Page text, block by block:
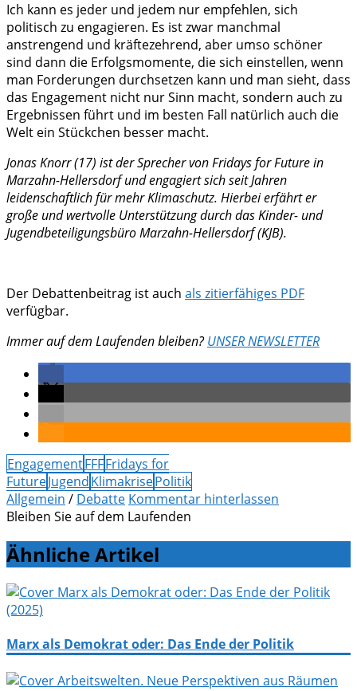
Ich kann es jeder und jedem nur empfehlen, sich
politisch zu engagieren. Es ist zwar manchmal
anstrengend und kräftezehrend, aber umso schöner
sind dann die Erfolgsmomente, die sich einstellen, wenn
man Forderungen durchsetzen kann und man sieht, dass
das Engagement nicht nur Sinn macht, sondern auch zu
Ergebnissen führt und im besten Fall natürlich auch die
Welt ein Stückchen besser macht.
Jonas Knorr (17) ist der Sprecher von Fridays for Future in
Marzahn-Hellersdorf und engagiert sich seit Jahren
leidenschaftlich für mehr Klimaschutz. Hierbei erfährt er
große und wertvolle Unterstützung durch das Kinder- und
Jugendbeteiligungsbüro Marzahn-Hellersdorf (KJB).
Der Debattenbeitrag ist auch als zitierfähiges PDF
verfügbar.
Immer auf dem Laufenden bleiben?UNSER NEWSLETTER
EngagementFFFFridays for
FutureJugendKlimakrisePolitik
Allgemein / Debatte Kommentar hinterlassen
Bleiben Sie auf dem Laufenden
Ähnliche Artikel
Marx als Demokrat oder: Das Ende der Politik